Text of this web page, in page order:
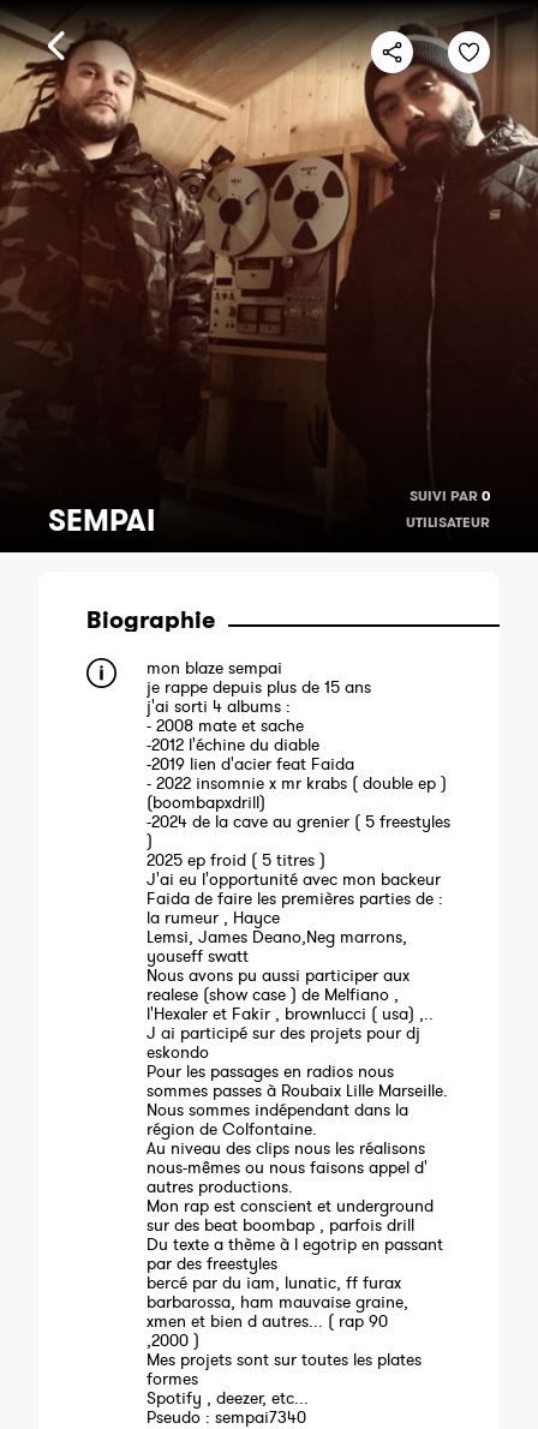
SEMPAI
SUIVI PAR 0
UTILISATEUR
Biographie
mon blaze sempai
je rappe depuis plus de 15 ans
j'ai sorti 4 albums :
- 2008 mate et sache
-2012 l'échine du diable
-2019 lien d'acier feat Faida
- 2022 insomnie x mr krabs ( double ep )
(boombapxdrill)
-2024 de la cave au grenier ( 5 freestyles
)
2025 ep froid ( 5 titres )
J'ai eu l'opportunité avec mon backeur
Faida de faire les premières parties de :
la rumeur , Hayce
Lemsi, James Deano,Neg marrons,
youseff swatt
Nous avons pu aussi participer aux
realese (show case ) de Melfiano ,
l'Hexaler et Fakir , brownlucci ( usa) ,..
J ai participé sur des projets pour dj
eskondo
Pour les passages en radios nous
sommes passes à Roubaix Lille Marseille.
Nous sommes indépendant dans la
région de Colfontaine.
Au niveau des clips nous les réalisons
nous-mêmes ou nous faisons appel d'
autres productions.
Mon rap est conscient et underground
sur des beat boombap , parfois drill
Du texte a thème à l egotrip en passant
par des freestyles
bercé par du iam, lunatic, ff furax
barbarossa, ham mauvaise graine,
xmen et bien d autres... ( rap 90
,2000 )
Mes projets sont sur toutes les plates
formes
Spotify , deezer, etc...
Pseudo : sempai7340